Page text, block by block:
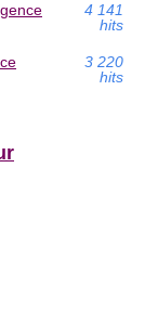
4 141
hits
3 220
hits